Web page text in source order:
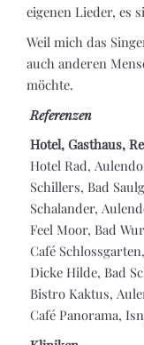
eigenen Lieder, es
Weil mich das
auch anderen
möchte.
Referenzen
Hotel, Gasthaus,
Hotel Rad,
Schillers, Bad
Schalander,
Feel Moor, Bad
Café
Dicke Hilde, Bad
Bistro Kaktus,
Café Panorama,